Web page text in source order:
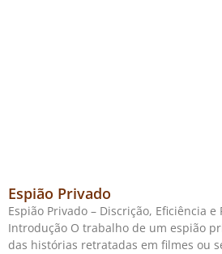
Espião Privado
Espião Privado – Discrição, Eficiência
Introdução O trabalho de um espião
das histórias retratadas em filmes ou